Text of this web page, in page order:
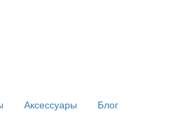
Аксессуары Блог